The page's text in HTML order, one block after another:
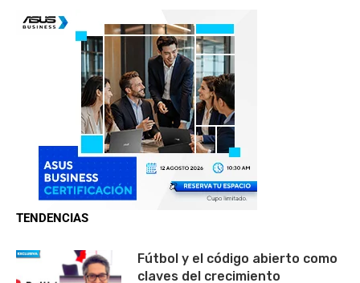
TENDENCIAS
Fútbol y el código abierto como
claves del crecimiento